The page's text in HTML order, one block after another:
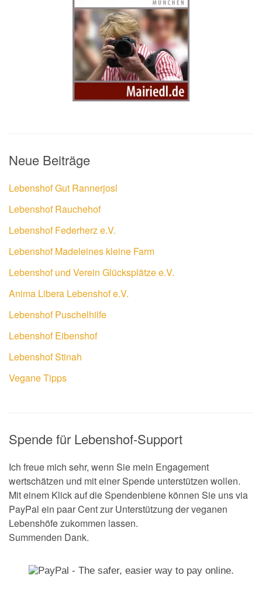
Neue Beiträge
Lebenshof Gut Rannerjosl
Lebenshof Rauchehof
Lebenshof Federherz e.V.
Lebenshof Madeleines kleine Farm
Lebenshof und Verein Glücksplätze e.V.
Anima Libera Lebenshof e.V.
Lebenshof Puschelhilfe
Lebenshof Eibenshof
Lebenshof Stinah
Vegane Tipps
Spende für Lebenshof-Support
Ich freue mich sehr, wenn Sie mein Engagement
wertschätzen und mit einer Spende unterstützen wollen.
Mit einem Klick auf die Spendenbiene können Sie uns via
PayPal ein paar Cent zur Unterstützung der veganen
Lebenshöfe zukommen lassen.
Summenden Dank.